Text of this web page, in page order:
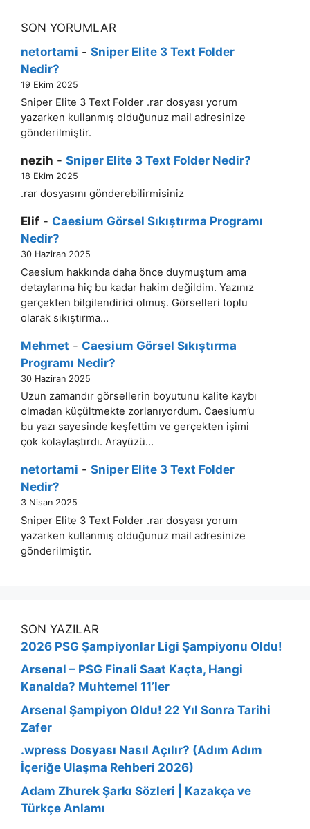
SON YORUMLAR
netortami - Sniper Elite 3 Text Folder
Nedir?
19 Ekim 2025
Sniper Elite 3 Text Folder .rar dosyası yorum
yazarken kullanmış olduğunuz mail adresinize
gönderilmiştir.
nezih - Sniper Elite 3 Text Folder Nedir?
18 Ekim 2025
.rar dosyasını gönderebilirmisiniz
Elif - Caesium Görsel Sıkıştırma Programı
Nedir?
30 Haziran 2025
Caesium hakkında daha önce duymuştum ama
detaylarına hiç bu kadar hakim değildim. Yazınız
gerçekten bilgilendirici olmuş. Görselleri toplu
olarak sıkıştırma…
Mehmet - Caesium Görsel Sıkıştırma
Programı Nedir?
30 Haziran 2025
Uzun zamandır görsellerin boyutunu kalite kaybı
olmadan küçültmekte zorlanıyordum. Caesium’u
bu yazı sayesinde keşfettim ve gerçekten işimi
çok kolaylaştırdı. Arayüzü…
netortami - Sniper Elite 3 Text Folder
Nedir?
3 Nisan 2025
Sniper Elite 3 Text Folder .rar dosyası yorum
yazarken kullanmış olduğunuz mail adresinize
gönderilmiştir.
SON YAZILAR
2026 PSG Şampiyonlar Ligi Şampiyonu Oldu!
Arsenal – PSG Finali Saat Kaçta, Hangi
Kanalda? Muhtemel 11’ler
Arsenal Şampiyon Oldu! 22 Yıl Sonra Tarihi
Zafer
.wpress Dosyası Nasıl Açılır? (Adım Adım
İçeriğe Ulaşma Rehberi 2026)
Adam Zhurek Şarkı Sözleri | Kazakça ve
Türkçe Anlamı